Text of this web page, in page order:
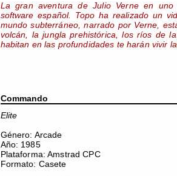
La gran aventura de Julio Verne en
software español. Topo ha realizado un
mundo subterráneo, narrado por Verne,
volcán, la jungla prehistórica, los ríos de
habitan en las profundidades te harán vivir
Commando
Elite
Género: Arcade
Año: 1985
Plataforma: Amstrad CPC
Formato: Casete